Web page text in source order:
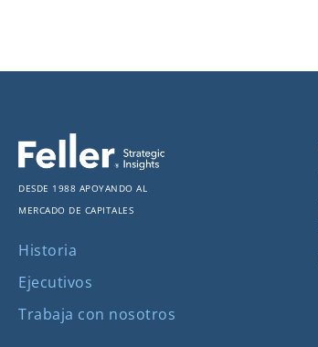
Desde 1988 apoyando al
mercado de capitales
Historia
Ejecutivos
Trabaja con nosotros